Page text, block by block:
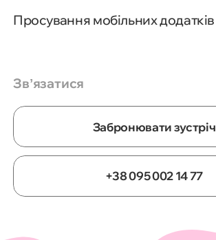
Просування мобільних додатків
Звʼязатися
Забронювати зустріч
+38 095 002 14 77